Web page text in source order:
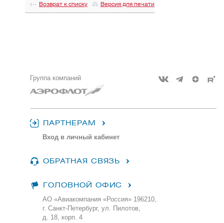
Возврат к списку Версия для печати
Группа компаний
ПАРТНЕРАМ
Вход в личный кабинет
ОБРАТНАЯ СВЯЗЬ
ГОЛОВНОЙ ОФИС
АО «Авиакомпания «Россия» 196210,
г. Санкт-Петербург, ул. Пилотов,
д. 18, корп. 4